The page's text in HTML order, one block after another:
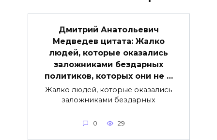
Дмитрий Анатольевич
Медведев цитата: Жалко
людей, которые оказались
заложниками бездарных
политиков, которых они не …
Жалко людей, которые оказались
заложниками бездарных
0 29